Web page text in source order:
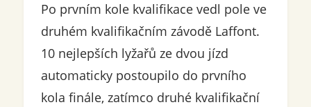
Po prvním kole kvalifikace vedl pole ve
druhém kvalifikačním závodě Laffont.
10 nejlepších lyžařů ze dvou jízd
automaticky postoupilo do prvního
kola finále, zatímco druhé kvalifikační